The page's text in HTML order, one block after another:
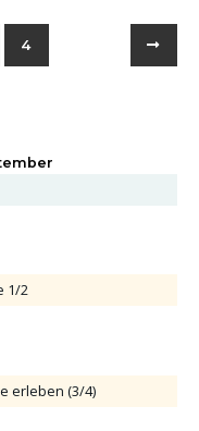
4
1/2
erleben (3/4)